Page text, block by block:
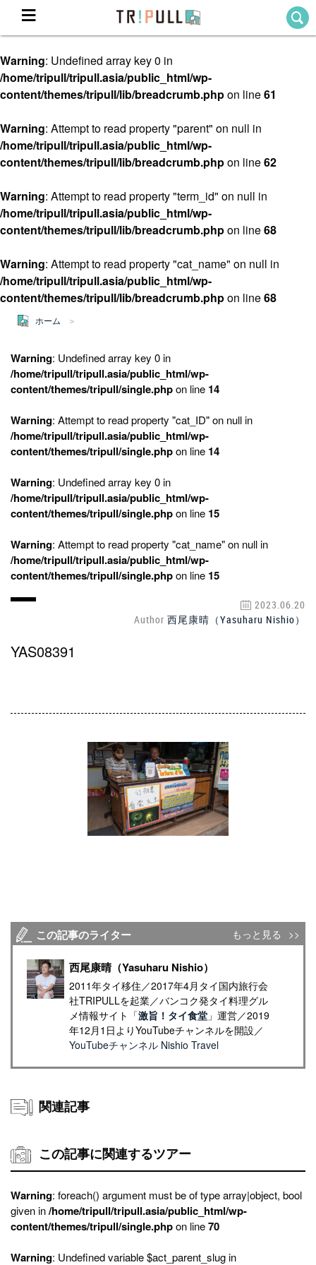
ホーム
Theme
テーマから探す
TRIPULLブログ
About
私たちについて
Warning: Undefined array key 0 in
/home/tripull/tripull.asia/public_html/wp-
content/themes/tripull/lib/breadcrumb.phpon line61
Warning: Attempt to read property "parent" on null in
/home/tripull/tripull.asia/public_html/wp-
content/themes/tripull/lib/breadcrumb.phpon line62
Warning: Attempt to read property "term_id" on null in
/home/tripull/tripull.asia/public_html/wp-
content/themes/tripull/lib/breadcrumb.phpon line68
Warning: Attempt to read property "cat_name" on null in
/home/tripull/tripull.asia/public_html/wp-
content/themes/tripull/lib/breadcrumb.phpon line68
ホーム
Warning: Undefined array key 0 in
/home/tripull/tripull.asia/public_html/wp-
content/themes/tripull/single.phpon line 14
Warning: Attempt to read property "cat_ID" on null in
/home/tripull/tripull.asia/public_html/wp-
content/themes/tripull/single.phpon line 14
Warning: Undefined array key 0 in
/home/tripull/tripull.asia/public_html/wp-
content/themes/tripull/single.phpon line 15
Warning: Attempt to read property "cat_name" on null in
/home/tripull/tripull.asia/public_html/wp-
content/themes/tripull/single.phpon line 15
2023.06.20
Author 西尾康晴（Yasuharu Nishio）
YAS08391
この記事のライター もっと見る
西尾康晴（Yasuharu Nishio）
2011年タイ移住／2017年4月タイ国内旅行会
社TRIPULLを起業／バンコク発タイ料理グル
メ情報サイト「激旨！タイ食堂」運営／2019
年12月1日よりYouTubeチャンネルを開設／
YouTubeチャンネル Nishio Travel
関連記事
この記事に関連するツアー
Warning: foreach() argument must be of type array|object, bool
given in/home/tripull/tripull.asia/public_html/wp-
content/themes/tripull/single.phpon line70
Warning: Undefined variable $act_parent_slug in